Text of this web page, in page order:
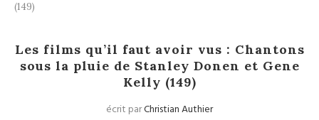
(149)
Les films qu’il faut avoir vus : Chantons
sous la pluie de Stanley Donen et Gene
Kelly (149)
écrit parChristian Authier